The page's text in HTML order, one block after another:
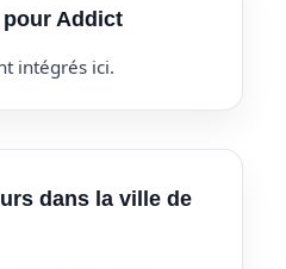
Addict
intégrés ici.
dans la ville de